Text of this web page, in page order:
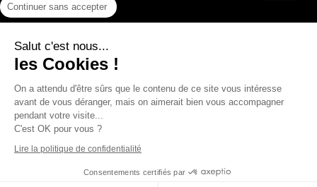
Protection des données
Photos, Vidéos & Catalogues
Continuer sans accepter
Salut c'est nous...
les Cookies !
On a attendu d'être sûrs que le contenu de ce site vous intéresse
avant de vous déranger, mais on aimerait bien vous accompagner
pendant votre visite...
C'est OK pour vous ?
Lire la politique de confidentialité
Consentements certifiés par